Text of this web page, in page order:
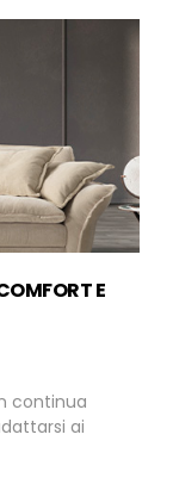
E
continua
ai